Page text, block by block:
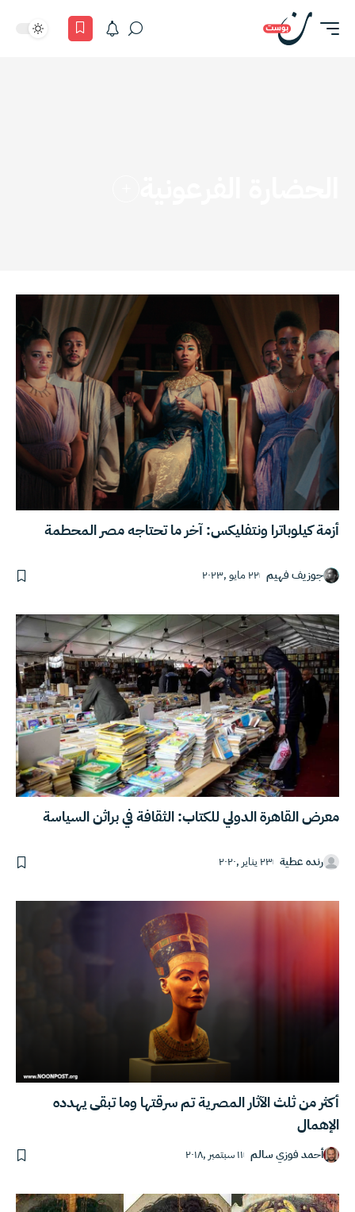
أزمة كيلوباترا ونتفليكس: آخر ما تحتاجه مصر المحطمة
جوزيف فهيم ٢٢ مايو ,٢٠٢٣
معرض القاهرة الدولي للكتاب: الثقافة في براثن السياسة
رنده عطية ٢٣ يناير ,٢٠٢٠
أكثر من ثلث الآثار المصرية تم سرقتها وما تبقى يهدده
الإهمال
أحمد فوزي سالم ١١ سبتمبر ,٢٠١٨